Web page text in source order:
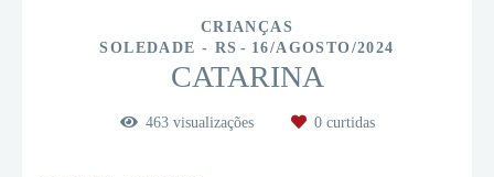
CRIANÇAS
SOLEDADE - RS
16/AGOSTO/2024
CATARINA
463visualizações 0curtidas